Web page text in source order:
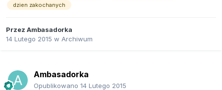
dzien zakochanych
Przez Ambasadorka
14 Lutego 2015 w Archiwum
Ambasadorka
Opublikowano 14 Lutego 2015